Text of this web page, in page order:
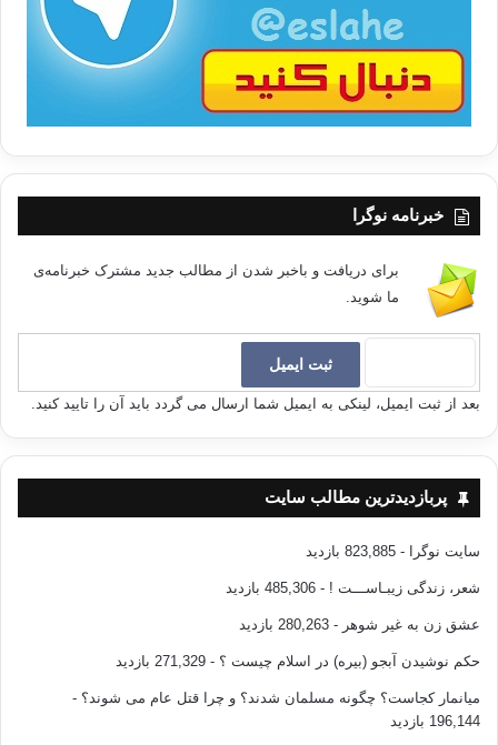
خبرنامه نوگرا
برای دریافت و باخبر شدن از مطالب جدید مشترک خبرنامه‌ی
ما شوید.
بعد از ثبت ایمیل، لینکی به ایمیل شما ارسال می گردد باید آن را تایید کنید.
پربازدیدترین مطالب سایت
سایت نوگرا - 823,885 بازدید
شعر، زندگی زیبـاســـت ! - 485,306 بازدید
عشق زن به غیر شوهر - 280,263 بازدید
حکم نوشیدن آبجو (بیره) در اسلام چیست ؟ - 271,329 بازدید
میانمار کجاست؟ چگونه مسلمان شدند؟ و چرا قتل عام می شوند؟ -
196,144 بازدید